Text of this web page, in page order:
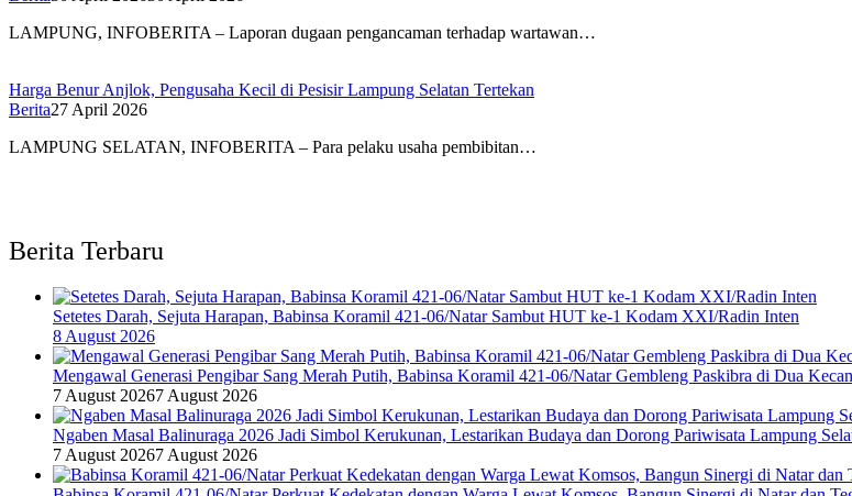
LAMPUNG, INFOBERITA – Laporan dugaan pengancaman terhadap wartawan…
Harga Benur Anjlok, Pengusaha Kecil di Pesisir Lampung Selatan Tertekan
Berita27 April 2026
LAMPUNG SELATAN, INFOBERITA – Para pelaku usaha pembibitan…
Berita Terbaru
Setetes Darah, Sejuta Harapan, Babinsa Koramil 421-06/Natar Sambut HUT ke-1 Kodam XXI/Radin Inten
8 August 2026
Mengawal Generasi Pengibar Sang Merah Putih, Babinsa Koramil 421-06/Natar Gembleng Paskibra di Dua
7 August 20267 August 2026
Ngaben Masal Balinuraga 2026 Jadi Simbol Kerukunan, Lestarikan Budaya dan Dorong Pariwisata Lampung
7 August 20267 August 2026